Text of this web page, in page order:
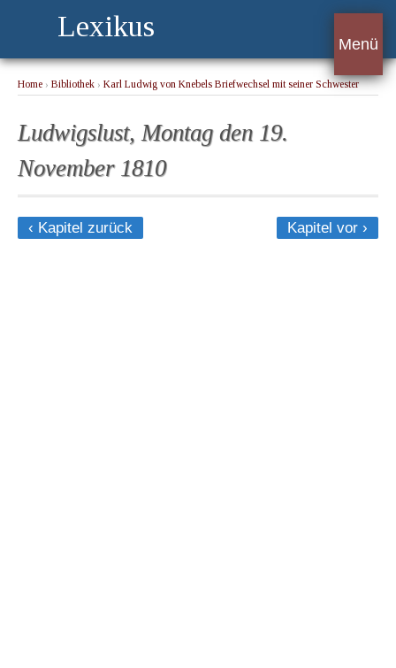
Lexikus
Menü
Home › Bibliothek › Karl Ludwig von Knebels Briefwechsel mit seiner Schwester
Ludwigslust, Montag den 19.
November 1810
‹ Kapitel zurück Kapitel vor ›